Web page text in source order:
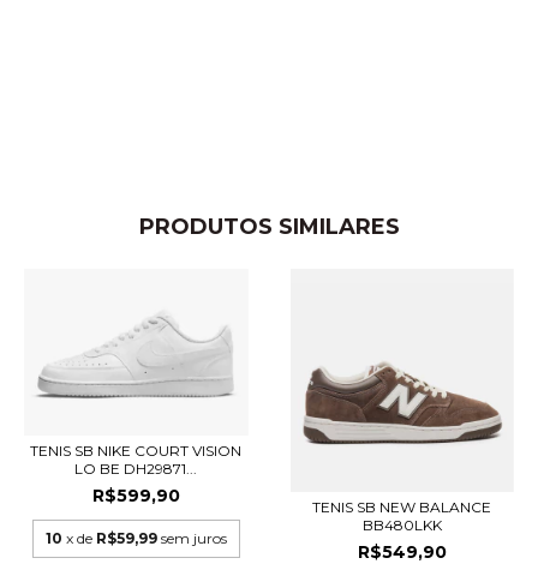
PRODUTOS SIMILARES
TENIS SB NIKE COURT VISION
LO BE DH29871...
R$599,90
10 x de R$59,99 sem juros
TENIS SB NEW BALANCE
BB480LKK
R$549,90